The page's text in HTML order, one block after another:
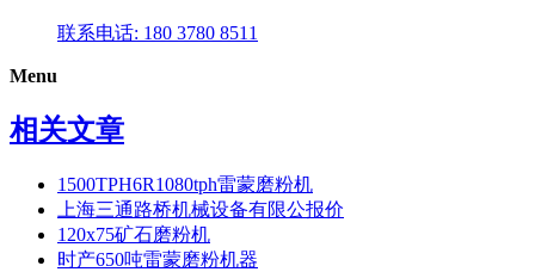
联系电话: 180 3780 8511
Menu
相关文章
1500TPH6R1080tph雷蒙磨粉机
上海三通路桥机械设备有限公报价
120x75矿石磨粉机
时产650吨雷蒙磨粉机器